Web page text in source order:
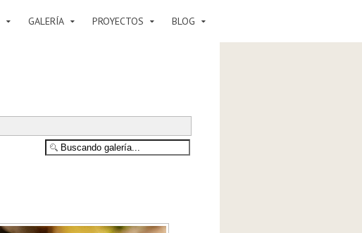
GALERÍA PROYECTOS BLOG